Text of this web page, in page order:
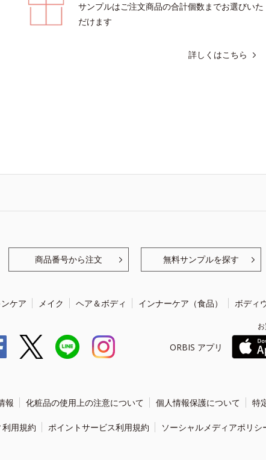
サンプルはご注文商品の合計個数までお選びいた
だけます
詳しくはこちら
商品番号から注文 無料サンプルを探す
ケア メイク ヘア＆ボディ インナーケア（食品） ボディ
ORBIS アプリ
報 化粧品の使用上の注意について 個人情報保護について 特
用規約 ポイントサービス利用規約 ソーシャルメディアポリシ